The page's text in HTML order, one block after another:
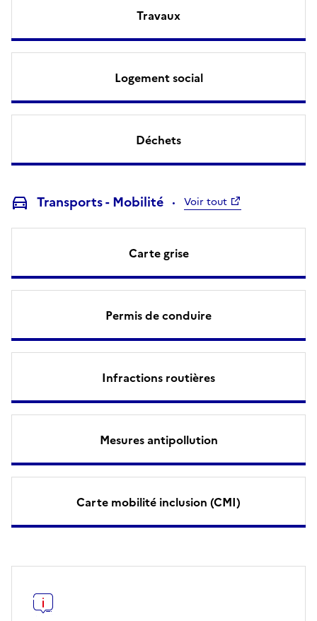
Travaux
Logement social
Déchets
Transports - Mobilité Voir tout
Carte grise
Permis de conduire
Infractions routières
Mesures antipollution
Carte mobilité inclusion (CMI)